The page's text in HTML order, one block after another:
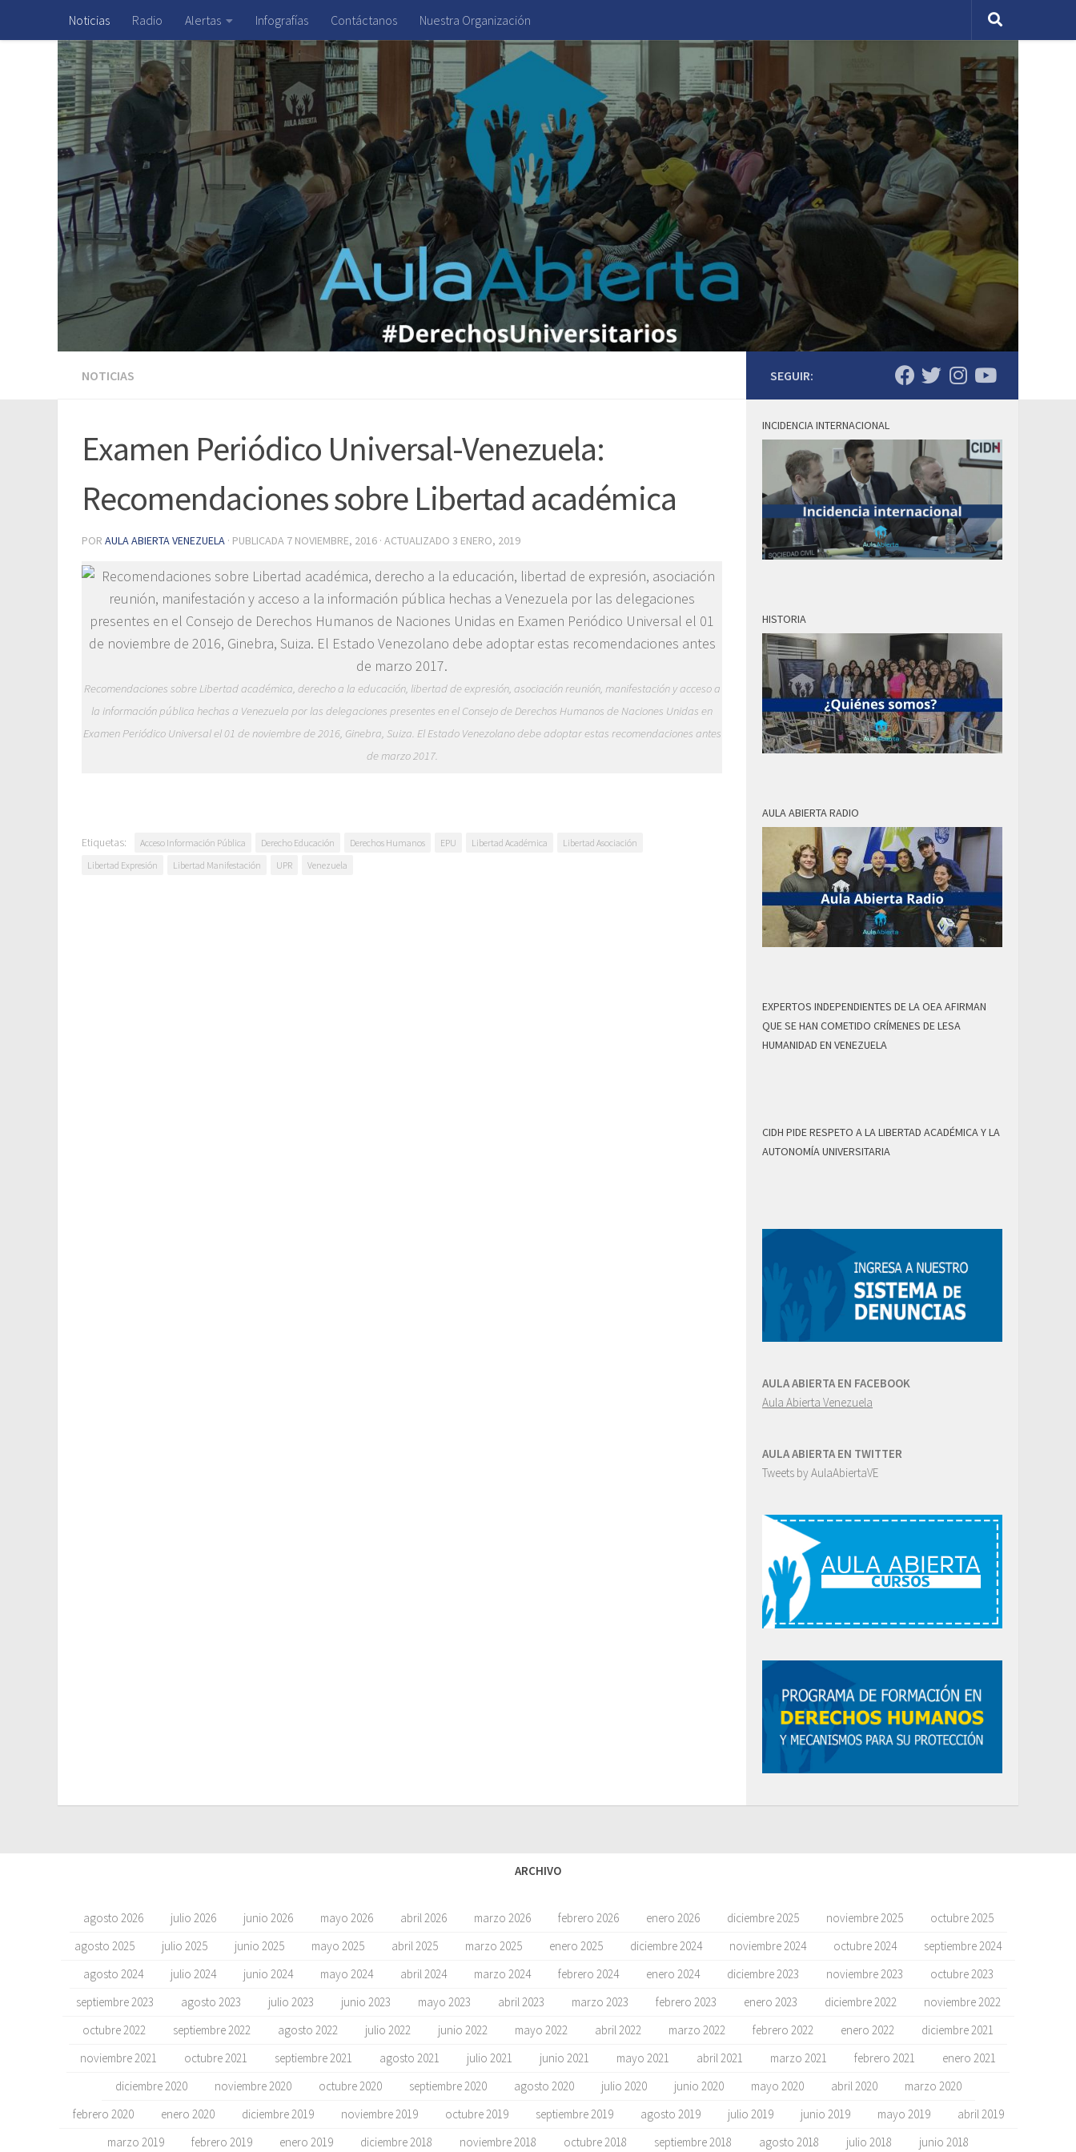
Saltar al contenido
Noticias Radio Alertas Infografías Contáctanos Nuestra Organización
NOTICIAS
Examen Periódico Universal-Venezuela:
Recomendaciones sobre Libertad académica
POR AULA ABIERTA VENEZUELA · PUBLICADA 7 NOVIEMBRE, 2016 · ACTUALIZADO 3 ENERO, 2019
Recomendaciones sobre Libertad académica, derecho a la educación, libertad de expresión, asociación reunión, manifestación y acceso a
la información pública hechas a Venezuela por las delegaciones presentes en el Consejo de Derechos Humanos de Naciones Unidas en
Examen Periódico Universal el 01 de noviembre de 2016, Ginebra, Suiza. El Estado Venezolano debe adoptar estas recomendaciones antes
de marzo 2017.
Etiquetas: Acceso Información Pública Derecho Educación Derechos Humanos EPU Libertad Académica
Libertad Asociación
Libertad Expresión
Libertad Manifestación UPR Venezuela
SEGUIR:
INCIDENCIA INTERNACIONAL
HISTORIA
AULA ABIERTA RADIO
EXPERTOS INDEPENDIENTES DE LA OEA AFIRMAN
QUE SE HAN COMETIDO CRÍMENES DE LESA
HUMANIDAD EN VENEZUELA
CIDH PIDE RESPETO A LA LIBERTAD ACADÉMICA Y LA
AUTONOMÍA UNIVERSITARIA
AULA ABIERTA EN FACEBOOK
Aula Abierta Venezuela
AULA ABIERTA EN TWITTER
Tweets by AulaAbiertaVE
ARCHIVO
agosto 2026 julio 2026 junio 2026 mayo 2026 abril 2026 marzo 2026 febrero 2026 enero 2026 diciembre 2025 noviembre 2025
octubre 2025
agosto 2025
julio 2025 junio 2025 mayo 2025 abril 2025 marzo 2025 enero 2025 diciembre 2024 noviembre 2024 octubre 2024
septiembre 2024
agosto 2024
julio 2024 junio 2024 mayo 2024 abril 2024 marzo 2024 febrero 2024 enero 2024 diciembre 2023 noviembre 2023
octubre 2023
septiembre 2023
agosto 2023 julio 2023 junio 2023 mayo 2023 abril 2023 marzo 2023 febrero 2023 enero 2023 diciembre 2022
noviembre 2022
octubre 2022
septiembre 2022 agosto 2022 julio 2022 junio 2022 mayo 2022 abril 2022 marzo 2022 febrero 2022 enero 2022
diciembre 2021
noviembre 2021
octubre 2021 septiembre 2021 agosto 2021 julio 2021 junio 2021 mayo 2021 abril 2021 marzo 2021 febrero 2021
enero 2021
diciembre 2020
noviembre 2020 octubre 2020 septiembre 2020 agosto 2020 julio 2020 junio 2020 mayo 2020 abril 2020
marzo 2020
febrero 2020
enero 2020 diciembre 2019 noviembre 2019 octubre 2019 septiembre 2019 agosto 2019 julio 2019 junio 2019 mayo 2019
abril 2019
marzo 2019
febrero 2019 enero 2019 diciembre 2018 noviembre 2018 octubre 2018 septiembre 2018 agosto 2018 julio 2018 junio 2018